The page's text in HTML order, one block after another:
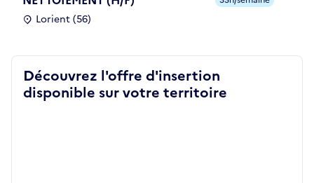
Lorient (56)
Découvrez l'offre d'insertion
disponible sur votre territoire